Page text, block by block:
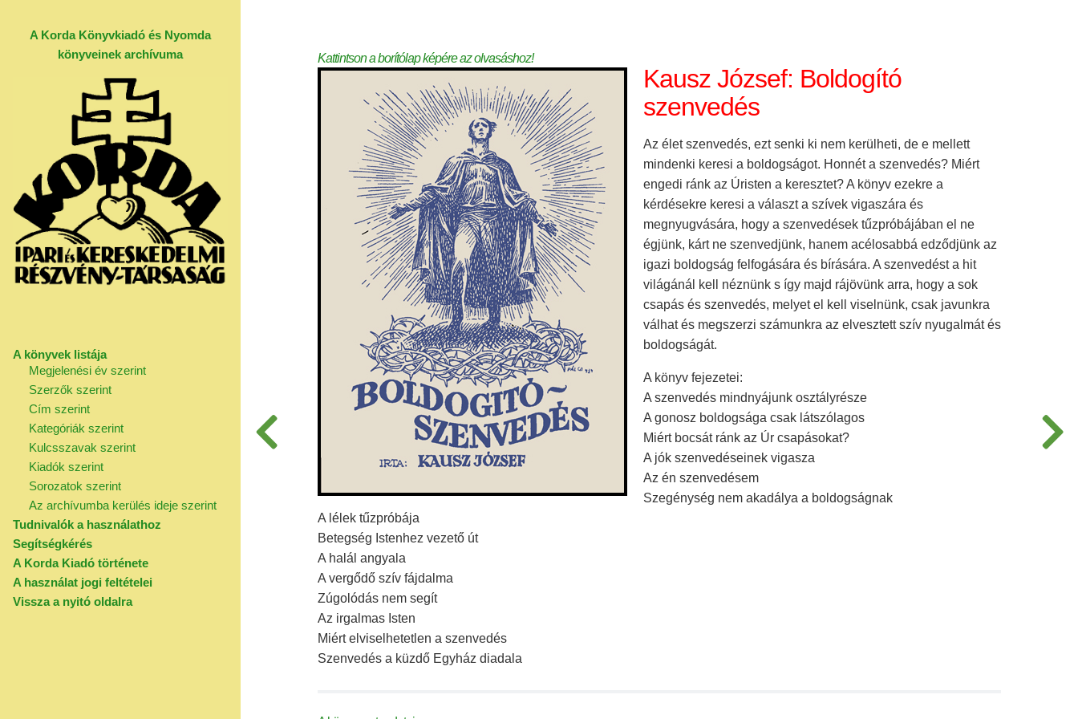
A Korda Könyvkiadó és Nyomda
könyveinek archívuma
A könyvek listája
Megjelenési év szerint
Szerzők szerint
Cím szerint
Kategóriák szerint
Kulcsszavak szerint
Kiadók szerint
Sorozatok szerint
Az archívumba kerülés ideje szerint
Tudnivalók a használathoz
Segítségkérés
A Korda Kiadó története
A használat jogi feltételei
Vissza a nyitó oldalra
Kattintson a borítólap képére az olvasáshoz!
Kausz József: Boldogító
szenvedés
Az élet szenvedés, ezt senki ki nem kerülheti, de e mellett
mindenki keresi a boldogságot. Honnét a szenvedés? Miért
engedi ránk az Úristen a keresztet? A könyv ezekre a
kérdésekre keresi a választ a szívek vigaszára és
megnyugvására, hogy a szenvedések tűzpróbájában el ne
égjünk, kárt ne szenvedjünk, hanem acélosabbá edződjünk az
igazi boldogság felfogására és bírására. A szenvedést a hit
világánál kell néznünk s így majd rájövünk arra, hogy a sok
csapás és szenvedés, melyet el kell viselnünk, csak javunkra
válhat és megszerzi számunkra az elvesztett szív nyugalmát és
boldogságát.
A könyv fejezetei:
A szenvedés mindnyájunk osztályrésze
A gonosz boldogsága csak látszólagos
Miért bocsát ránk az Úr csapásokat?
A jók szenvedéseinek vigasza
Az én szenvedésem
Szegénység nem akadálya a boldogságnak
A lélek tűzpróbája
Betegség Istenhez vezető út
A halál angyala
A vergődő szív fájdalma
Zúgolódás nem segít
Az irgalmas Isten
Miért elviselhetetlen a szenvedés
Szenvedés a küzdő Egyház diadala